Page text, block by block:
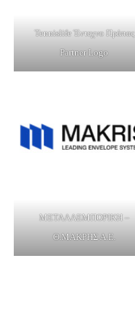
Tennislife Έντεχνο Πράπας
Partner Logo
ΜΕΤΑΛΛΕΜΠΟΡΙΚΗ –
Θ.ΜΑΚΡΗΣ Α.Ε.